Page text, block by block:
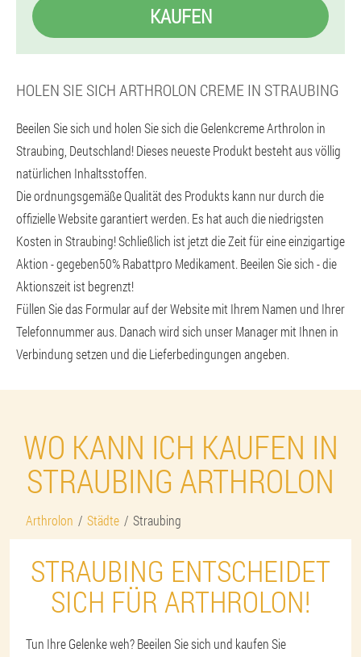
KAUFEN
HOLEN SIE SICH ARTHROLON CREME IN STRAUBING
Beeilen Sie sich und holen Sie sich die Gelenkcreme Arthrolon in
Straubing, Deutschland! Dieses neueste Produkt besteht aus völlig
natürlichen Inhaltsstoffen.
Die ordnungsgemäße Qualität des Produkts kann nur durch die
offizielle Website garantiert werden. Es hat auch die niedrigsten
Kosten in Straubing! Schließlich ist jetzt die Zeit für eine einzigartige
Aktion - gegeben50% Rabattpro Medikament. Beeilen Sie sich - die
Aktionszeit ist begrenzt!
Füllen Sie das Formular auf der Website mit Ihrem Namen und Ihrer
Telefonnummer aus. Danach wird sich unser Manager mit Ihnen in
Verbindung setzen und die Lieferbedingungen angeben.
WO KANN ICH KAUFEN IN
STRAUBING ARTHROLON
Arthrolon Städte Straubing
STRAUBING ENTSCHEIDET
SICH FÜR ARTHROLON!
Tun Ihre Gelenke weh? Beeilen Sie sich und kaufen Sie